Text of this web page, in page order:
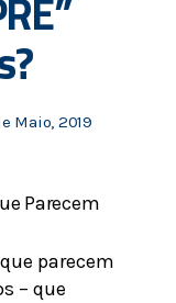
Maio, 2019
parecem
– que